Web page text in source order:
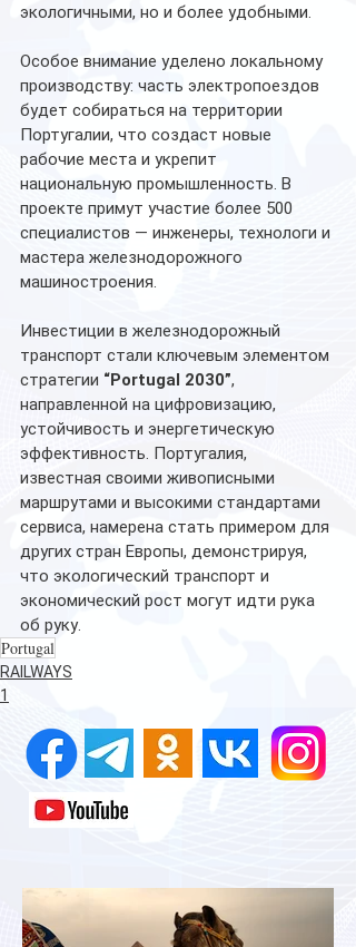
экологичными, но и более удобными.
Особое внимание уделено локальному
производству: часть электропоездов
будет собираться на территории
Португалии, что создаст новые
рабочие места и укрепит
национальную промышленность. В
проекте примут участие более 500
специалистов — инженеры, технологи и
мастера железнодорожного
машиностроения.
Инвестиции в железнодорожный
транспорт стали ключевым элементом
стратегии “Portugal 2030”,
направленной на цифровизацию,
устойчивость и энергетическую
эффективность. Португалия,
известная своими живописными
маршрутами и высокими стандартами
сервиса, намерена стать примером для
других стран Европы, демонстрируя,
что экологический транспорт и
экономический рост могут идти рука
об руку.
Portugal
RAILWAYS
1